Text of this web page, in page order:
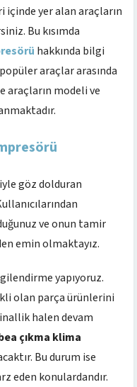
içinde yer alan araçların
Bu kısımda
hakkında bilgi
araçlar arasında
araçların modeli ve
göz dolduran
ve onun tamir
emin olmaktayız.
yapıyoruz.
olan parça ürünlerini
halen devam
çıkma klima
Bu durum ise
eden konulardandır.